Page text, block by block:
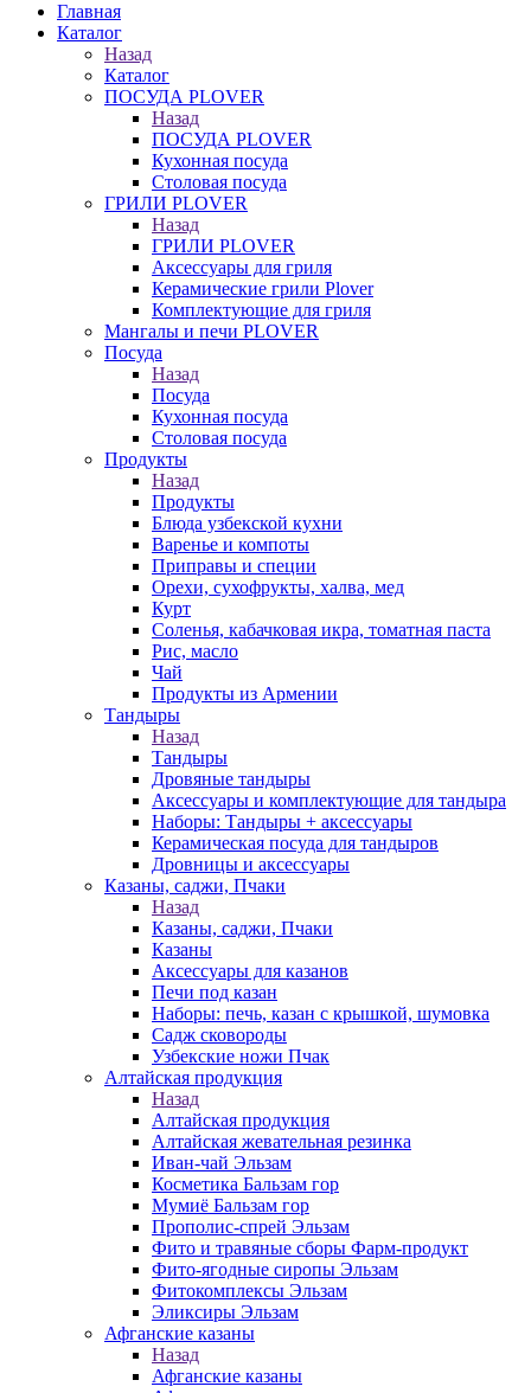
Главная
Каталог
Назад
Каталог
ПОСУДА PLOVER
Назад
ПОСУДА PLOVER
Кухонная посуда
Столовая посуда
ГРИЛИ PLOVER
Назад
ГРИЛИ PLOVER
Аксессуары для гриля
Керамические грили Plover
Комплектующие для гриля
Мангалы и печи PLOVER
Посуда
Назад
Посуда
Кухонная посуда
Столовая посуда
Продукты
Назад
Продукты
Блюда узбекской кухни
Варенье и компоты
Приправы и специи
Орехи, сухофрукты, халва, мед
Курт
Соленья, кабачковая икра, томатная паста
Рис, масло
Чай
Продукты из Армении
Тандыры
Назад
Тандыры
Дровяные тандыры
Аксессуары и комплектующие для тандыра
Наборы: Тандыры + аксессуары
Керамическая посуда для тандыров
Дровницы и аксессуары
Казаны, саджи, Пчаки
Назад
Казаны, саджи, Пчаки
Казаны
Аксессуары для казанов
Печи под казан
Наборы: печь, казан с крышкой, шумовка
Садж сковороды
Узбекские ножи Пчак
Алтайская продукция
Назад
Алтайская продукция
Алтайская жевательная резинка
Иван-чай Эльзам
Косметика Бальзам гор
Мумиё Бальзам гор
Прополис-спрей Эльзам
Фито и травяные сборы Фарм-продукт
Фито-ягодные сиропы Эльзам
Фитокомплексы Эльзам
Эликсиры Эльзам
Афганские казаны
Назад
Афганские казаны